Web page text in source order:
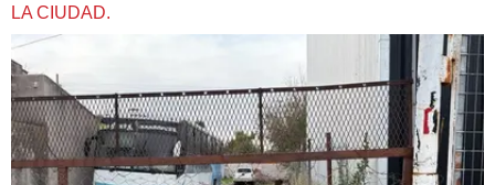
LA CIUDAD.